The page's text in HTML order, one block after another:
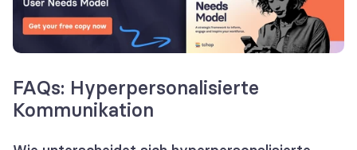
FAQs: Hyperpersonalisierte
Kommunikation